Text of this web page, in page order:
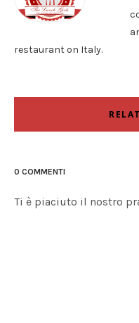
restaurant on Italy.
0 COMMENTI
Ti è piaciuto il nostro